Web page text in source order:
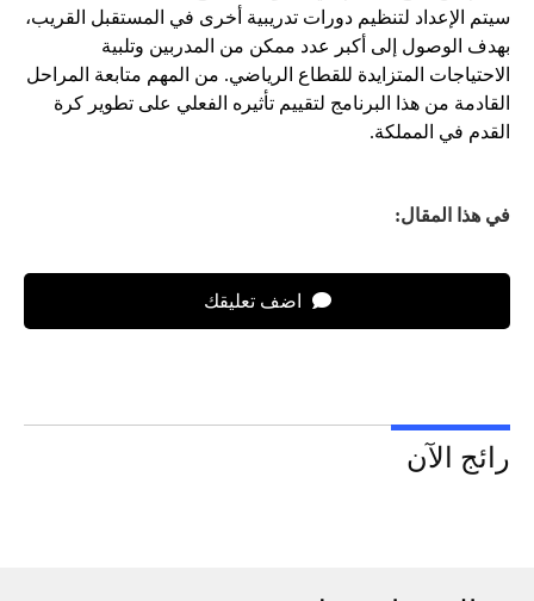
سيتم الإعداد لتنظيم دورات تدريبية أخرى في المستقبل القريب،
بهدف الوصول إلى أكبر عدد ممكن من المدربين وتلبية
الاحتياجات المتزايدة للقطاع الرياضي. من المهم متابعة المراحل
القادمة من هذا البرنامج لتقييم تأثيره الفعلي على تطوير كرة
القدم في المملكة.
في هذا المقال:
اضف تعليقك
رائج الآن